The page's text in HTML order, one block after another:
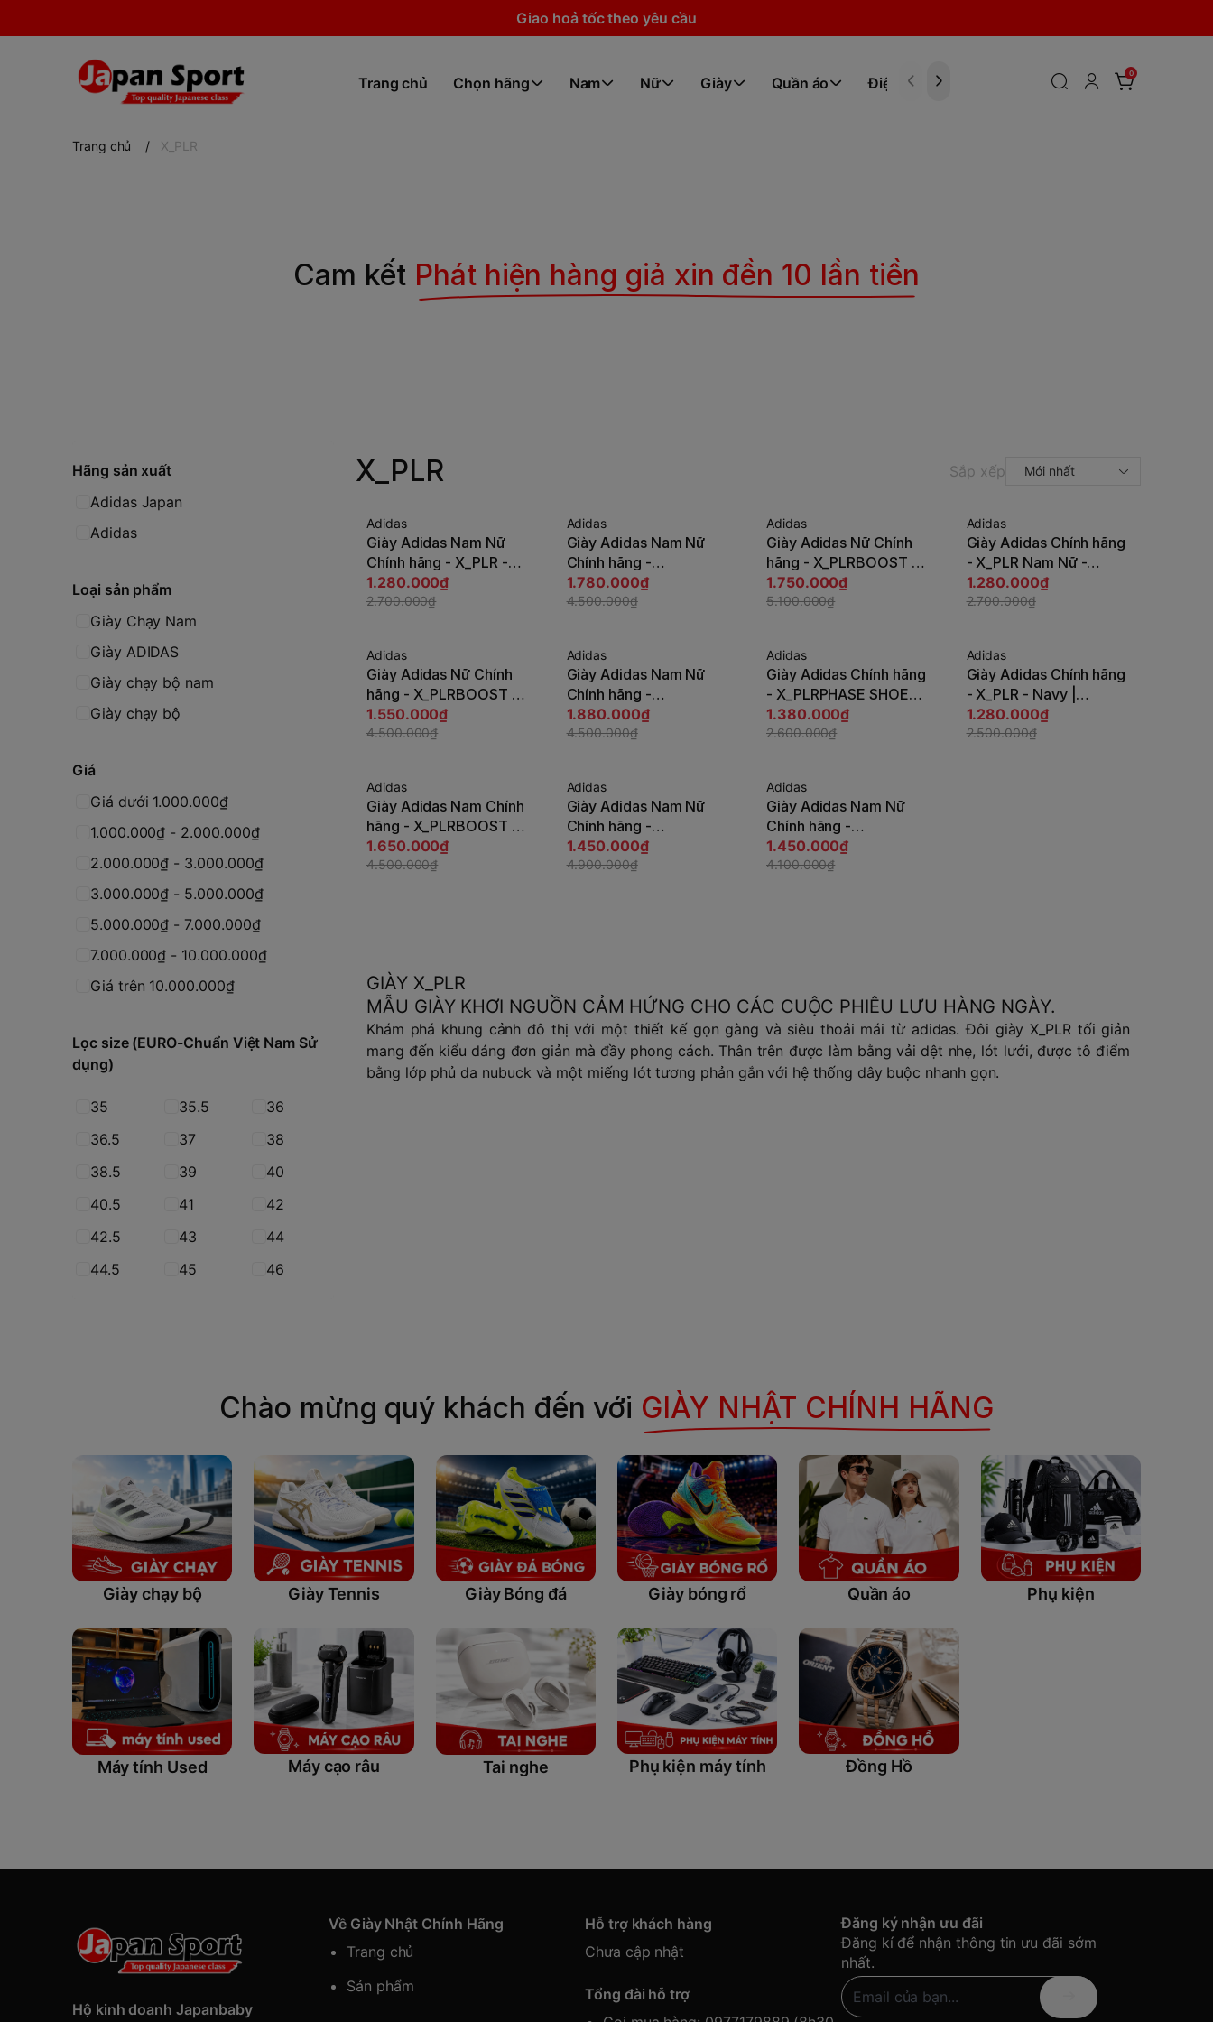
Giao hoả tốc theo yêu cầu
Trang chủ Chọn hãng Nam Nữ Giày Quần áo Điện tử
0
Trang chủ / X_PLR
Cam kết Phát hiện hàng giả xin đền 10 lần tiền
Giá
Giá dưới 1.000.000₫
1.000.000₫ - 2.000.000₫
2.000.000₫ - 3.000.000₫
3.000.000₫ - 5.000.000₫
5.000.000₫ - 7.000.000₫
7.000.000₫ - 10.000.000₫
Giá trên 10.000.000₫
Hãng sản xuất
Adidas Japan
Adidas
Loại sản phẩm
Giày Chạy Nam
Giày ADIDAS
Giày chạy bộ nam
Giày chạy bộ
Lọc size (EURO-Chuẩn Việt Nam Sử
dụng)
35 35.5
36
36.5
37
38
38.5
39
40
40.5
41
42
42.5
43
44
44.5
45 46
X_PLR Sắp xếp Mới nhất
-53%
Tùy chọn
Adidas
Giày Adidas Nam Nữ
Chính hãng - X_PLR -
Trắng | JapanSport
GX3008
1.280.000₫
2.700.000₫
-61%
Tùy chọn
Adidas
Giày Adidas Nam Nữ
Chính hãng -
X_PLRBOOST - Đen |
JapanSport HP3131
1.780.000₫
4.500.000₫
-66%
Tùy chọn
Adidas
Giày Adidas Nữ Chính
hãng - X_PLRBOOST -
Xanh da trời |
JapanSport HP3143
1.750.000₫
5.100.000₫
-53%
Tùy chọn
Adidas
Giày Adidas Chính hãng
- X_PLR Nam Nữ -
Trắng| JapanSport
CQ2406
1.280.000₫
2.700.000₫
-66%
Tùy chọn
Adidas
Giày Adidas Nữ Chính
hãng - X_PLRBOOST -
Trắng | JapanSport
ID9441
1.550.000₫
4.500.000₫
-59%
Tùy chọn
Adidas
Giày Adidas Nam Nữ
Chính hãng -
X_PLRBOOST - Đen |
JapanSport ID9432
1.880.000₫
4.500.000₫
-47%
Tùy chọn
Adidas
Giày Adidas Chính hãng
- X_PLRPHASE SHOES -
Xanh | JapanSport
IG4783
1.380.000₫
2.600.000₫
-49%
Tùy chọn
Adidas
Giày Adidas Chính hãng
- X_PLR - Navy |
JapanSport CQ2965
1.280.000₫
2.500.000₫
-64%
Tùy chọn
Adidas
Giày Adidas Nam Chính
hãng - X_PLRBOOST -
Trắng | JapanSport
HP3130
1.650.000₫
4.500.000₫
-71%
Tùy chọn
Adidas
Giày Adidas Nam Nữ
Chính hãng -
X_PLRBOOST - Màu
Đen | JapanSport
1.450.000₫
4.900.000₫
-65%
Tùy chọn
Adidas
Giày Adidas Nam Nữ
Chính hãng -
X_PLRBOOST - Màu
Đen | JapanSport
1.450.000₫
4.100.000₫
GIÀY X_PLR
MẪU GIÀY KHƠI NGUỒN CẢM HỨNG CHO CÁC CUỘC PHIÊU LƯU HÀNG NGÀY.
Khám phá khung cảnh đô thị với một thiết kế gọn gàng và siêu thoải mái từ adidas. Đôi giày X_PLR tối giản
mang đến kiểu dáng đơn giản mà đầy phong cách. Thân trên được làm bằng vải dệt nhẹ, lót lưới, được tô điểm
bằng lớp phủ da nubuck và một miếng lót tương phản gắn với hệ thống dây buộc nhanh gọn.
Chào mừng quý khách đến với GIÀY NHẬT CHÍNH HÃNG
Giày chạy bộ Giày Tennis Giày Bóng đá Giày bóng rổ Quần áo Phụ kiện
Máy tính Used Máy cạo râu Tai nghe Phụ kiện máy tính Đồng Hồ
Hộ kinh doanh Japanbaby
Về Giày Nhật Chính Hãng
Trang chủ
Sản phẩm
Hỗ trợ khách hàng
Chưa cập nhật
Tổng đài hỗ trợ
Đăng ký nhận ưu đãi
Đăng kí để nhận thông tin ưu đãi sớm
nhất.